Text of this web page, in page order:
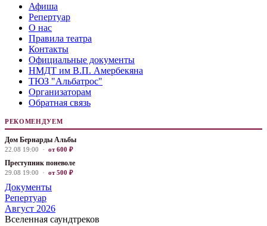
Афиша
Репертуар
О нас
Правила театра
Контакты
Официальные документы
НМДТ им В.П. Амербекяна
ТЮЗ "Альбатрос"
Организаторам
Обратная связь
РЕКОМЕНДУЕМ
Дом Бернарды Альбы
22.08 19:00 · от 600 ₽
Преступник поневоле
29.08 19:00 · от 500 ₽
Документы
Репертуар
Август 2026
Вселенная саундтреков